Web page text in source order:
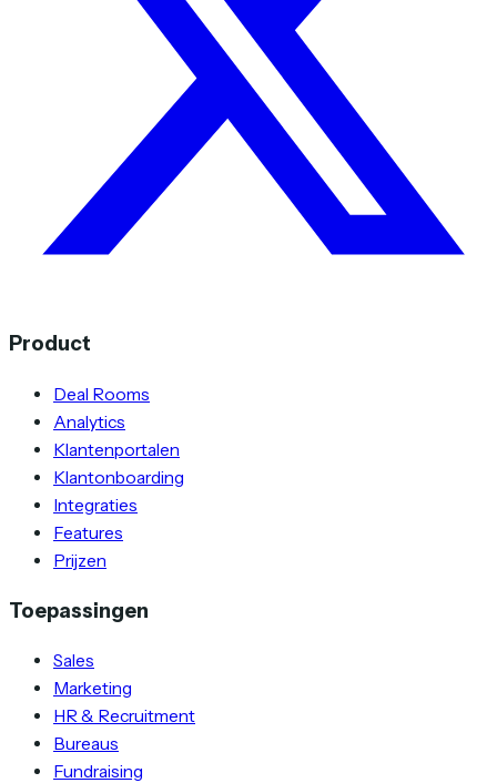
Product
Deal Rooms
Analytics
Klantenportalen
Klantonboarding
Integraties
Features
Prijzen
Toepassingen
Sales
Marketing
HR & Recruitment
Bureaus
Fundraising